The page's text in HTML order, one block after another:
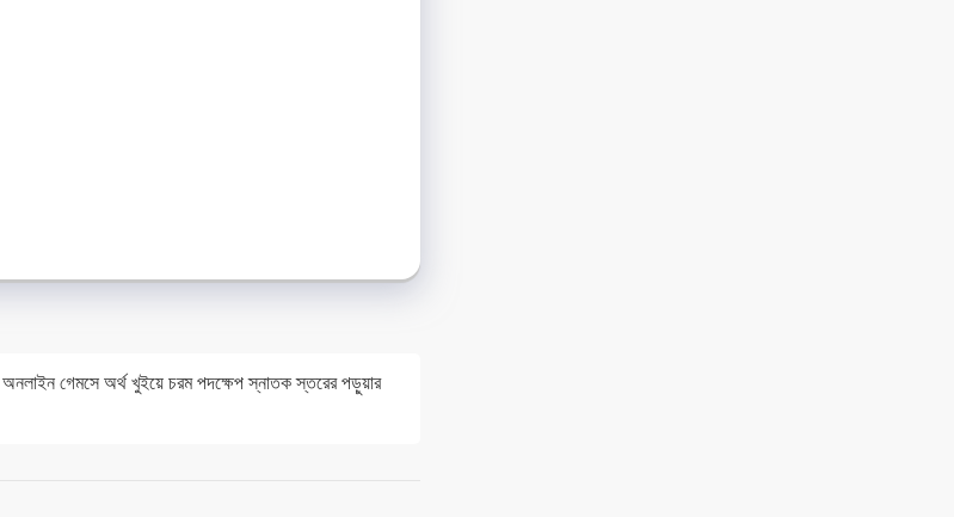
অনলাইন গেমসে অর্থ খুইয়ে চরম পদক্ষেপ স্নাতক স্তরের পড়ুয়ার